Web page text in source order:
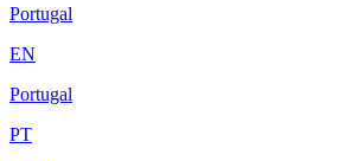
Portugal
EN
Portugal
PT